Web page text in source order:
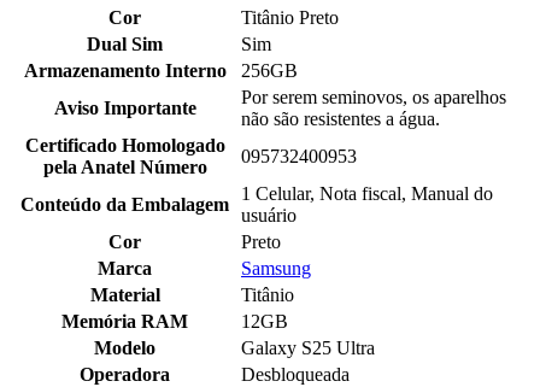
Cor
Titânio Preto
Dual Sim
Sim
Armazenamento Interno
256GB
Aviso Importante
Por serem seminovos, os aparelhos
não são resistentes a água.
Certificado Homologado
pela Anatel Número
095732400953
Conteúdo da Embalagem
1 Celular, Nota fiscal, Manual do
usuário
Cor
Preto
Marca
Samsung
Material
Titânio
Memória RAM
12GB
Modelo
Galaxy S25 Ultra
Operadora
Desbloqueada